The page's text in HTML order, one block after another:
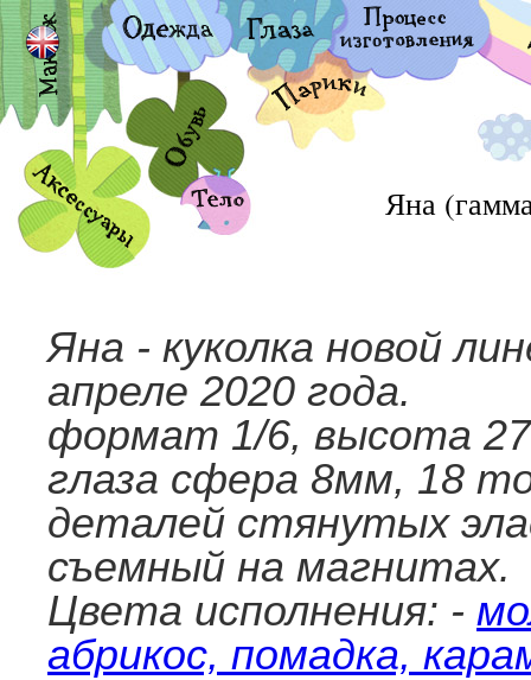
Яна
Яна - куколка новой
апреле 2020 года.
формат 1/6, высота
глаза сфера 8мм, 18
деталей стянутых
съемный на магнитах.
Цвета исполнения: -
абрикос, помадка,